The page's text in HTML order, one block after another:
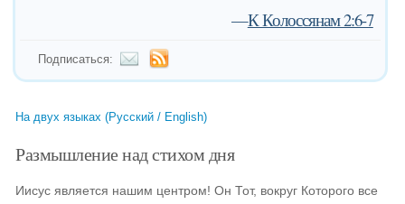
—К Колоссянам 2:6-7
Подписаться:
На двух языках (Русский / English)
Размышление над стихом дня
Иисус является нашим центром! Он Тот, вокруг Которого все